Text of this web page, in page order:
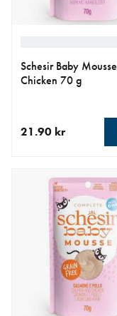
Schesir Baby Mousse
Chicken 70 g
21.90 kr